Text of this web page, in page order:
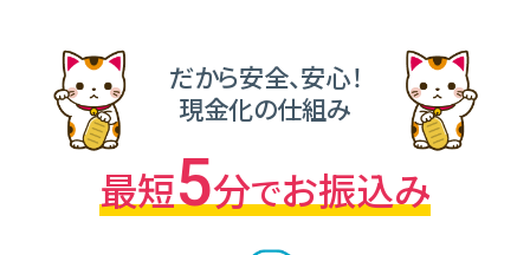
だから安全、安⼼！
現⾦化の仕組み
最短5分でお振込み